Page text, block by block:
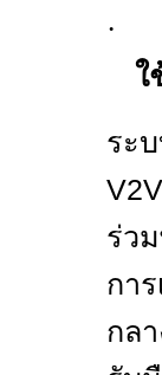
·
ใ
ระ
V2
ร่ว
การ
กล